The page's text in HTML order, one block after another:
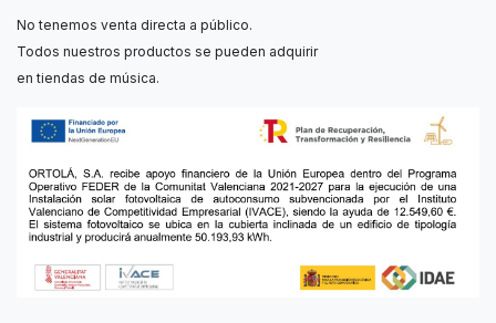
No tenemos venta directa a público.
Todos nuestros productos se pueden adquirir
en tiendas de música.